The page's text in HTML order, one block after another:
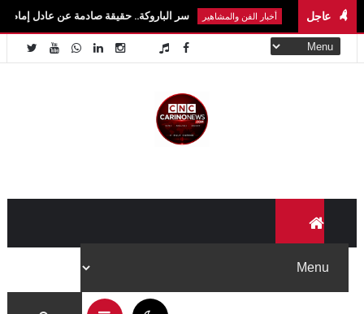
عاجل
أخبار الفن والمشاهير سر الباروكة.. حقيقة صادمة عن عادل إمام وسمير غانم